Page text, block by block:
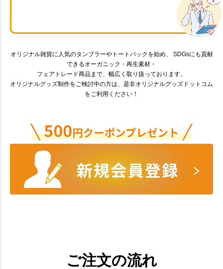
オリジナル雑貨に人気のタンブラーやトートバックを始め、 SDGsにも貢献
できるオーガニック・再生素材・
フェアトレード商品まで、幅広く取り扱っております。
オリジナルグッズ制作をご検討中の方は、是非オリジナルグッズドットコム
をご利用ください！
ご注文の流れ